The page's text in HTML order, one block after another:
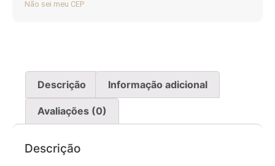
Não sei meu CEP
Descrição Informação adicional
Avaliações (0)
Descrição